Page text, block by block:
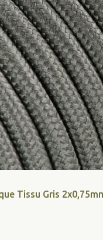
Tissu Gris